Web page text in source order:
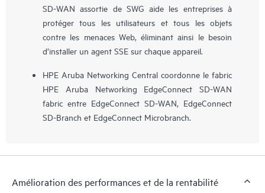
SD-WAN assortie de SWG aide les entreprises à
protéger tous les utilisateurs et tous les objets
contre les menaces Web, éliminant ainsi le besoin
d’installer un agent SSE sur chaque appareil.
HPE Aruba Networking Central coordonne le fabric
HPE Aruba Networking EdgeConnect SD-WAN
fabric entre EdgeConnect SD-WAN, EdgeConnect
SD-Branch et EdgeConnect Microbranch.
Amélioration des performances et de la rentabilité